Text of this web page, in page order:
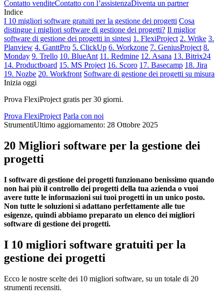
Contatto venditeContatto con l’assistenzaDiventa un partner
Indice
I 10 migliori software gratuiti per la gestione dei progetti Cosa
distingue i migliori software di gestione dei progetti? Il miglior
software di gestione dei progetti in sintesi 1. FlexiProject 2. Wrike 3.
Planview 4. GanttPro 5. ClickUp 6. Workzone 7. GeniusProject 8.
Monday 9. Trello 10. BlueAnt 11. Redmine 12. Asana 13. Bitrix24
14. Productboard 15. MS Project 16. Scoro 17. Basecamp 18. Jira
19. Nozbe 20. Workfront Software di gestione dei progetti su misura
Inizia oggi
Prova FlexiProject gratis per 30 giorni.
Prova FlexiProject Parla con noi
StrumentiUltimo aggiornamento: 28 Ottobre 2025
20 Migliori software per la gestione dei
progetti
I software di gestione dei progetti funzionano benissimo quando
non hai più il controllo dei progetti della tua azienda o vuoi
avere tutte le informazioni sui tuoi progetti in un unico posto.
Non tutte le soluzioni si adattano perfettamente alle tue
esigenze, quindi abbiamo preparato un elenco dei migliori
software di gestione dei progetti.
I 10 migliori software gratuiti per la
gestione dei progetti
Ecco le nostre scelte dei 10 migliori software, su un totale di 20
strumenti recensiti.